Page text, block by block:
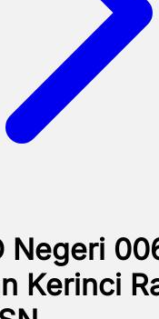
Negeri
Kerinci